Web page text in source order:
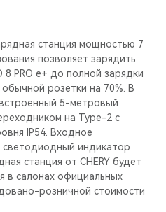
станция мощностью 7
позволяет зарядить
8 PRO e+ до полной зарядки
розетки на 70%. В
5-метровый
на Type-2 c
IP54. Входное
светодиодный индикатор
станция от CHERY будет
в салонах официальных
розничной стоимости